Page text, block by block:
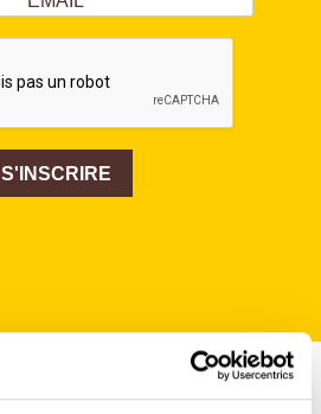
S'INSCRIRE